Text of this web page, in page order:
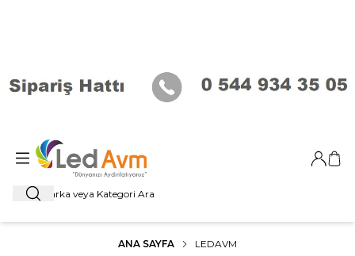
Ara
Giriş
ANA SAYFA LEDAVM